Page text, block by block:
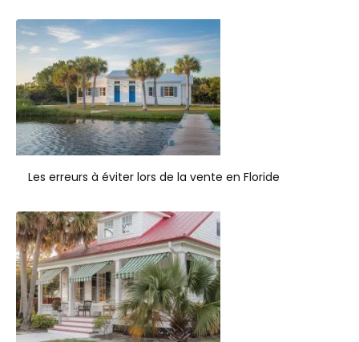
Les erreurs à éviter lors de la vente en Floride